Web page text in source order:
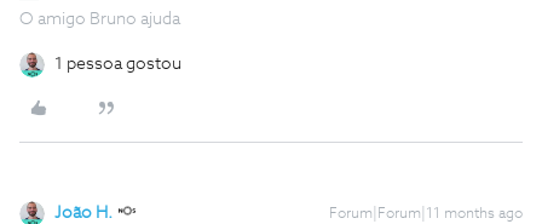
O amigo Bruno ajuda
1 pessoa gostou
João H. Forum|Forum|11 months ago